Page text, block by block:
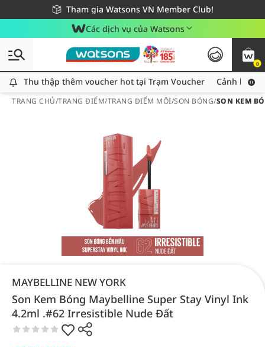
Tham gia Watsons VN Member Club!
Miễn phí giao hàng cho đơn hàng từ 249,000Đ
Giao hàng nhanh 24h - Áp dụng khu vực TP. Hồ Chí Minh
Các dịch vụ của Watsons
0
Thu thập thêm voucher hot tại Trạm Voucher
Thu thập thêm voucher hot tại Trạm Voucher Cảnh báo
TRANG CHỦ/TRANG ĐIỂM/TRANG ĐIỂM MÔI/SON BÓNG/SON KEM
MAYBELLINE NEW YORK
Son Kem Bóng Maybelline Super Stay Vinyl Ink
4.2ml .#62 Irresistible Nude Đất